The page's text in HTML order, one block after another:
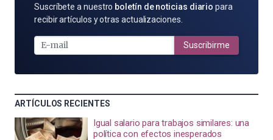
SUSCRÍBETE
POR
MAIL
Suscríbete a nuestro boletín de noticias diario para
recibir artículos y otras actualizaciones.
Suscribirme
ARTÍCULOS RECIENTES
Igual salario para trabajos similares: una
política con efectos inesperados